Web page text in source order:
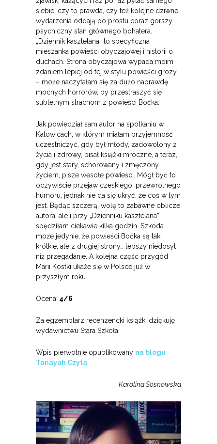
siebie, czy to prawda, czy też kolejne dziwne
wydarzenia oddają po prostu coraz gorszy
psychiczny stan głównego bohatera.
„Dziennik kasztelana” to specyficzna
mieszanka powieści obyczajowej i historii o
duchach. Strona obyczajowa wypada moim
zdaniem lepiej od tej w stylu powieści grozy
– może naczytałam się za dużo naprawdę
mocnych horrorów, by przestraszyć się
subtelnym strachom z powieści Bočka.
Jak powiedział sam autor na spotkaniu w
Katowicach, w którym miałam przyjemność
uczestniczyć, gdy był młody, zadowolony z
życia i zdrowy, pisał książki mroczne, a teraz,
gdy jest stary, schorowany i zmęczony
życiem, pisze wesołe powieści. Mógł być to
oczywiście przejaw czeskiego, przewrotnego
humoru, jednak nie da się ukryć, że coś w tym
jest. Będąc szczerą, wolę to zabawne oblicze
autora, ale i przy „Dzienniku kasztelana”
spędziłam ciekawie kilka godzin. Szkoda
może jedynie, że powieści Bočka są tak
krótkie, ale z drugiej strony… lepszy niedosyt
niż przegadanie. A kolejna część przygód
Marii Kostki ukaże się w Polsce już w
przyszłym roku.
Ocena: 4/6
Za egzemplarz recenzencki książki dziękuję
wydawnictwu Stara Szkoła.
Wpis pierwotnie opublikowany na blogu
Tanayah Czyta.
Karolina Sosnowska